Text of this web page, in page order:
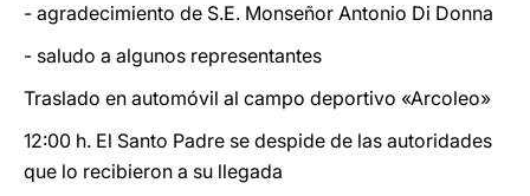
- agradecimiento de S.E. Monseñor Antonio Di Donna
- saludo a algunos representantes
Traslado en automóvil al campo deportivo «Arcoleo»
12:00 h. El Santo Padre se despide de las autoridades
que lo recibieron a su llegada